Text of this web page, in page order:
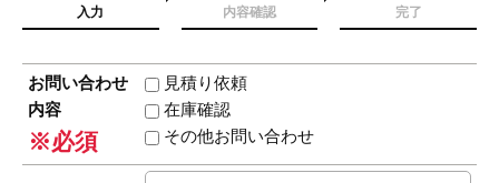
入力 内容確認 完了
お問い合わせ
内容
※必須
見積り依頼
在庫確認
その他お問い合わせ